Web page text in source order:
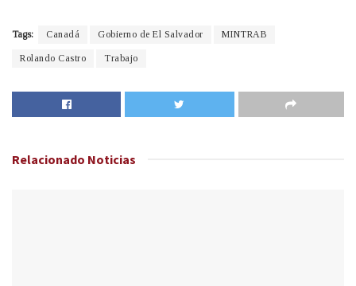
Tags: Canadá Gobierno de El Salvador MINTRAB
Rolando Castro Trabajo
Relacionado Noticias